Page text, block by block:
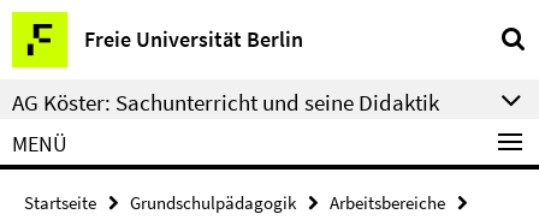
Springe
direkt
zu
Inhalt
Freie Universität Berlin
Service-
Navigation
AG Köster: Sachunterricht und seine Didaktik
MENÜ
Startseite Grundschulpädagogik
Arbeitsbereiche